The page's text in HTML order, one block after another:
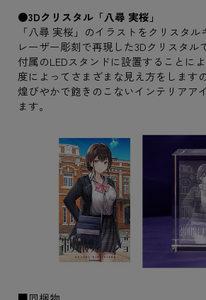
●3Dクリスタル「八尋 実桜」
「八尋 実桜」のイラストをクリスタ
レーザー彫刻で再現した3Dクリスタル
付属のLEDスタンドに設置することに
度によってさまざまな見え方をしますの
煌びやかで飽きのこないインテリアア
ます。